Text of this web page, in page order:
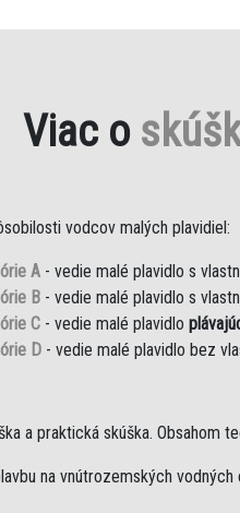
Viac o
vodcov malých plavidiel:
A - vedie malé plavidlo s
B - vedie malé plavidlo s
C - vedie malé plavidlo
D - vedie malé plavidlo bez
a praktická skúška. Obsahom
na vnútrozemských vodných